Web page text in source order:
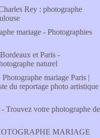
Rey : photographe
mariage - Photographies
et Paris -
naturel
mariage Paris |
du reportage photo artistique
Trouvez votre photographe de
MARIAGE